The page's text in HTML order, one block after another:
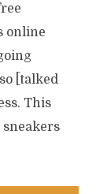
online
[talked
This